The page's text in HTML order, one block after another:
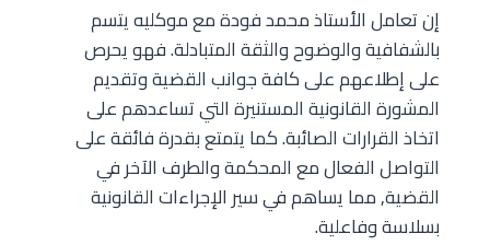
إن تعامل الأستاذ محمد فودة مع موكليه يتسم
بالشفافية والوضوح والثقة المتبادلة. فهو يحرص
على إطلاعهم على كافة جوانب القضية وتقديم
المشورة القانونية المستنيرة التي تساعدهم على
اتخاذ القرارات الصائبة. كما يتمتع بقدرة فائقة على
التواصل الفعال مع المحكمة والطرف الآخر في
القضية, مما يساهم في سير الإجراءات القانونية
بسلاسة وفاعلية.